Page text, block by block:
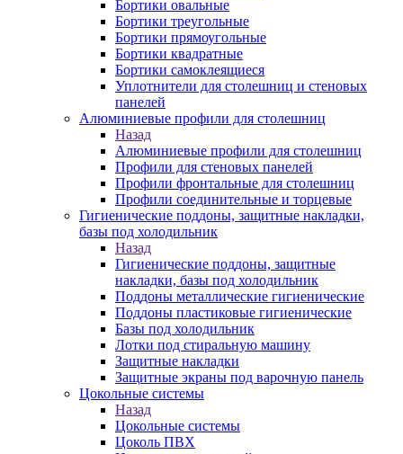
Бортики овальные
Бортики треугольные
Бортики прямоугольные
Бортики квадратные
Бортики самоклеящиеся
Уплотнители для столешниц и стеновых
панелей
Алюминиевые профили для столешниц
Назад
Алюминиевые профили для столешниц
Профили для стеновых панелей
Профили фронтальные для столешниц
Профили соединительные и торцевые
Гигиенические поддоны, защитные накладки,
базы под холодильник
Назад
Гигиенические поддоны, защитные
накладки, базы под холодильник
Поддоны металлические гигиенические
Поддоны пластиковые гигиенические
Базы под холодильник
Лотки под стиральную машину
Защитные накладки
Защитные экраны под варочную панель
Цокольные системы
Назад
Цокольные системы
Цоколь ПВХ